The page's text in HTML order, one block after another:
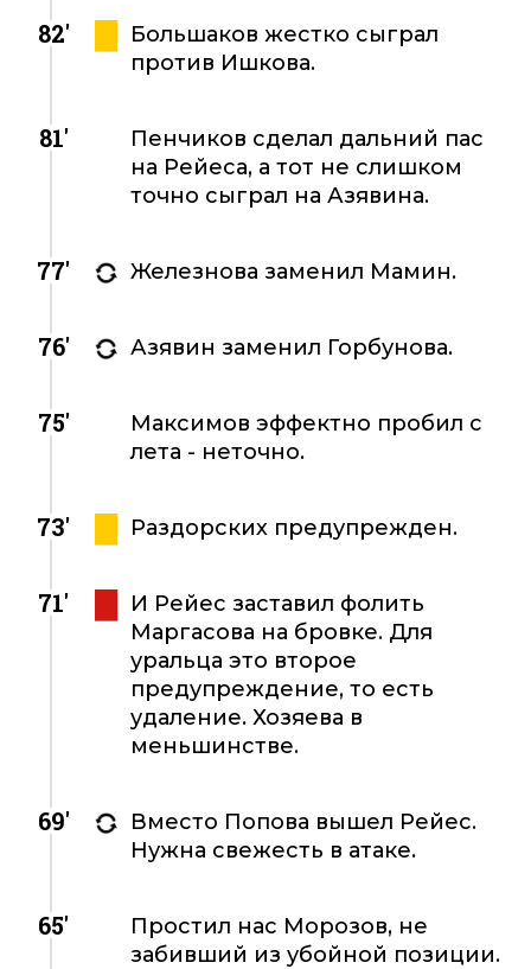
82'
Большаков жестко сыграл
против Ишкова.
81'
Пенчиков сделал дальний пас
на Рейеса, а тот не слишком
точно сыграл на Азявина.
77' Железнова заменил Мамин.
76' Азявин заменил Горбунова.
75'
Максимов эффектно пробил с
лета - неточно.
73' Раздорских предупрежден.
71'
И Рейес заставил фолить
Маргасова на бровке. Для
уральца это второе
предупреждение, то есть
удаление. Хозяева в
меньшинстве.
69'
Вместо Попова вышел Рейес.
Нужна свежесть в атаке.
65'
Простил нас Морозов, не
забивший из убойной позиции.